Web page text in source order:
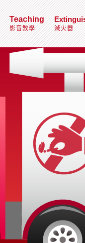
Teaching
影音教學 滅火器